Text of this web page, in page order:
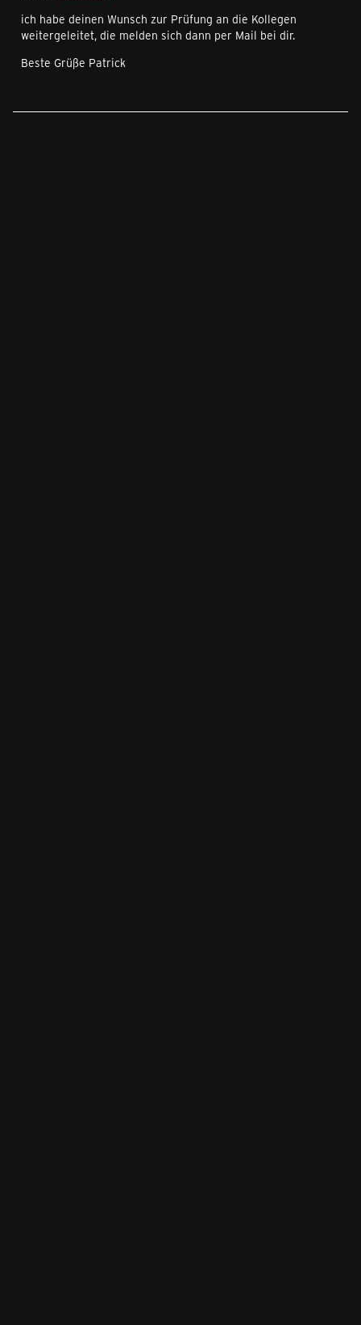
ich habe deinen Wunsch zur Prüfung an die Kollegen
weitergeleitet, die melden sich dann per Mail bei dir.
Beste Grüße Patrick